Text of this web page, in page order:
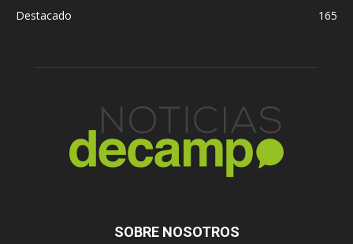
Destacado
165
SOBRE NOSOTROS